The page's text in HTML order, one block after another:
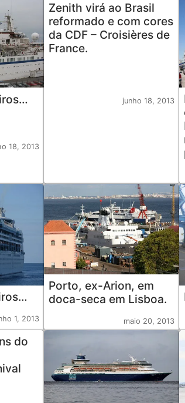
18, 2013
Zenith virá ao Brasil
reformado e com cores
da CDF – Croisières de
France.
junho 18, 2013
1, 2013
Porto, ex-Arion, em
doca-seca em Lisboa.
maio 20, 2013
do